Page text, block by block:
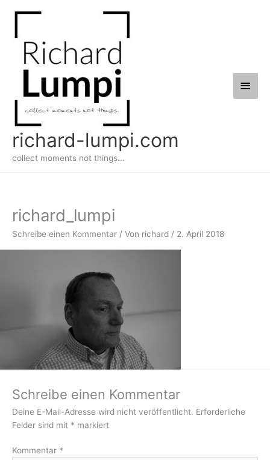
richard-lumpi.com
collect moments not things...
richard_lumpi
Schreibe einen Kommentar / Von richard / 2. April 2018
Schreibe einen Kommentar
Deine E-Mail-Adresse wird nicht veröffentlicht. Erforderliche
Felder sind mit * markiert
Kommentar *